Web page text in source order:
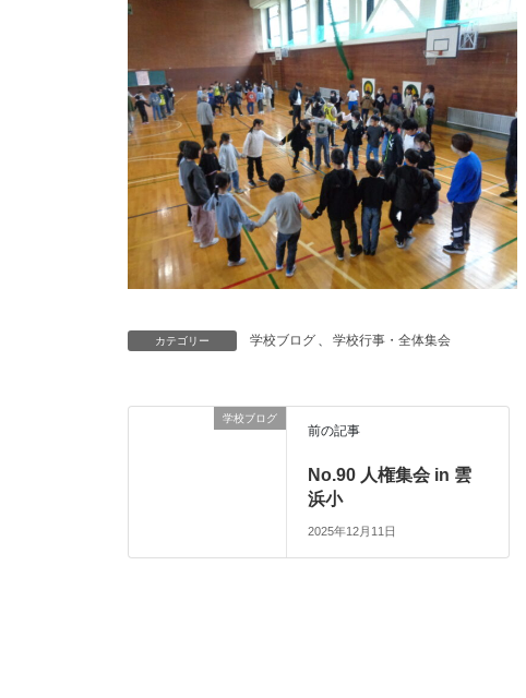
カテゴリー 学校ブログ 、 学校行事・全体集会
学校ブログ
前の記事
No.90 人権集会 in 雲
浜小
2025年12月11日